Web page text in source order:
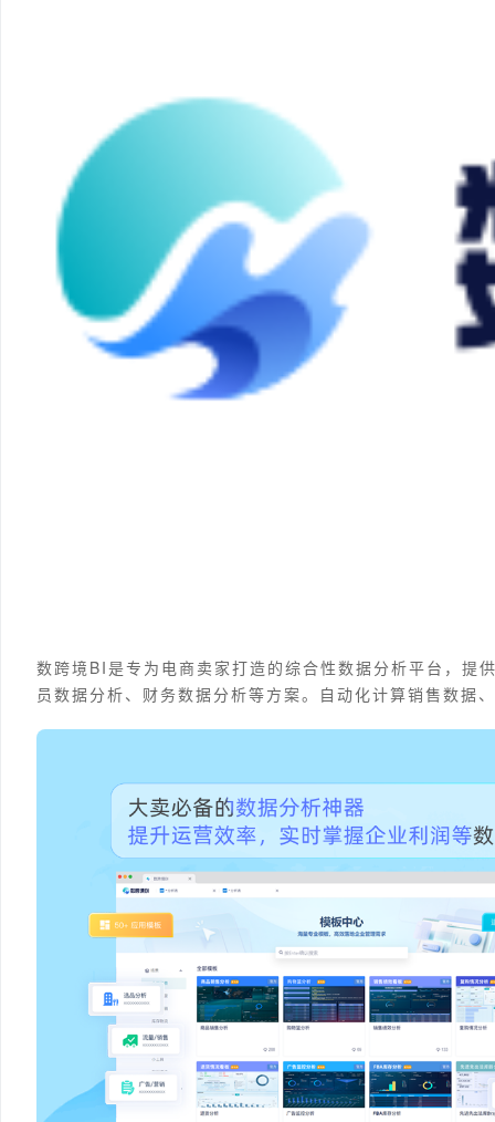
数跨境BI是专为电商卖家打造的综合性数据分析平台，提
员数据分析、财务数据分析等方案。自动化计算销售数据